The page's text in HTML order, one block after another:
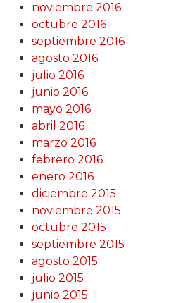
noviembre 2016
octubre 2016
septiembre 2016
agosto 2016
julio 2016
junio 2016
mayo 2016
abril 2016
marzo 2016
febrero 2016
enero 2016
diciembre 2015
noviembre 2015
octubre 2015
septiembre 2015
agosto 2015
julio 2015
junio 2015